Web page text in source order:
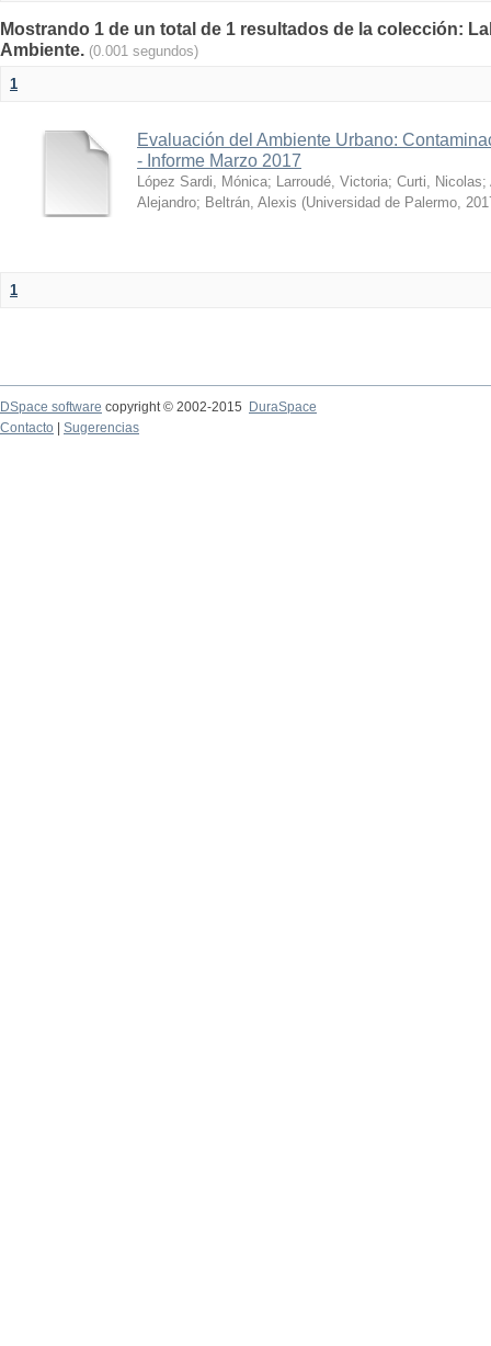
Mostrando 1 de un total de 1 resultados de la colección:
Ambiente. (0.001 segundos)
1
Evaluación del Ambiente Urbano:
- Informe Marzo 2017
López Sardi, Mónica; Larroudé, Victoria; Curti, Nicolas;
Alejandro; Beltrán, Alexis (Universidad de Palermo,
1
DSpace software copyright © 2002-2015
DuraSpace
Contacto
Sugerencias